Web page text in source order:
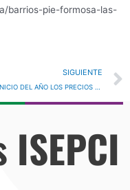
barrios-pie-formosa-las-
SIGUIENTE
ISEPCI